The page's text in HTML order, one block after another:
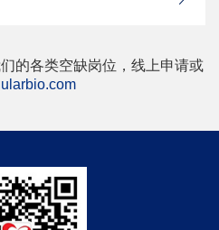
的各类空缺岗位，线上申请或